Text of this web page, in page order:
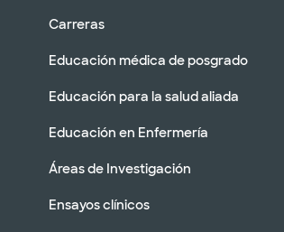
Carreras
Educación médica de posgrado
Educación para la salud aliada
Educación en Enfermería
Áreas de Investigación
Ensayos clínicos